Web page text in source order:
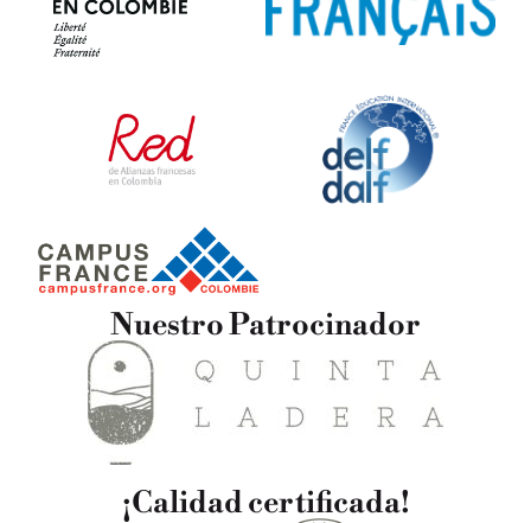
Nuestro Patrocinador
¡Calidad certificada!